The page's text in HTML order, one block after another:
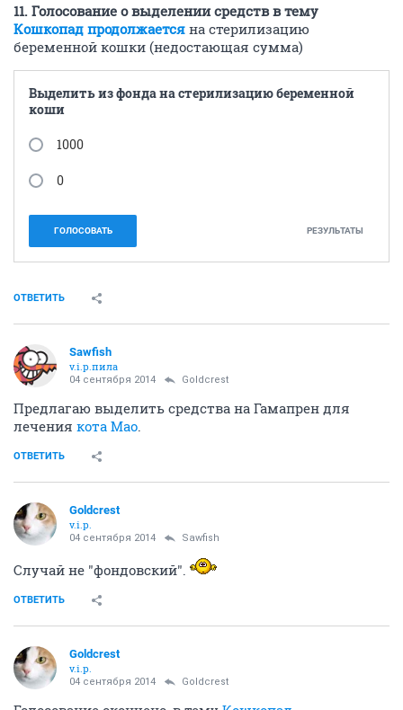
11. Голосование о выделении средств в тему
Кошкопад продолжается на стерилизацию
беременной кошки (недостающая сумма)
Выделить из фонда на стерилизацию беременной
коши
1000
0
ГОЛОСОВАТЬ РЕЗУЛЬТАТЫ
ОТВЕТИТЬ
Sawfish
v.i.p.пила
04 сентября 2014 Goldcrest
Предлагаю выделить средства на Гамапрен для
лечения кота Мао.
ОТВЕТИТЬ
Goldcrest
v.i.p.
04 сентября 2014 Sawfish
Случай не "фондовский".
ОТВЕТИТЬ
Goldcrest
v.i.p.
04 сентября 2014 Goldcrest